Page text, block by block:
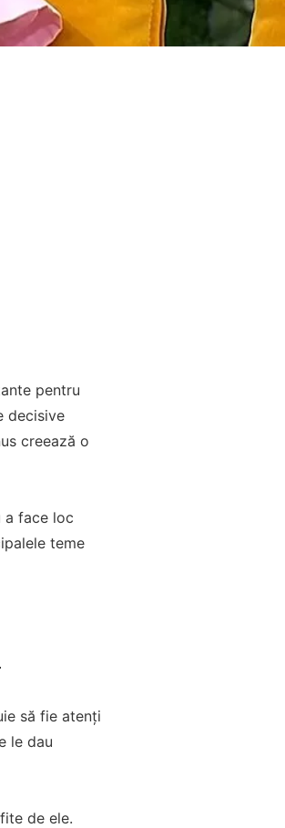
pentru
decisive
creează o
a face loc
teme
să fie atenți
le dau
de ele.